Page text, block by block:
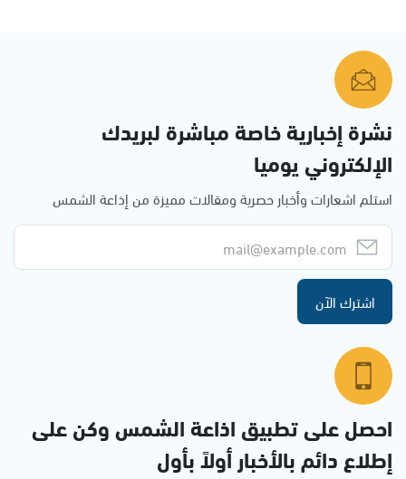
نشرة إخبارية خاصة مباشرة لبريدك
الإلكتروني يوميا
استلم اشعارات وأخبار حصرية ومقالات مميزة من إذاعة الشمس
اشترك الآن
احصل على تطبيق اذاعة الشمس وكن على
إطلاع دائم بالأخبار أولاً بأول